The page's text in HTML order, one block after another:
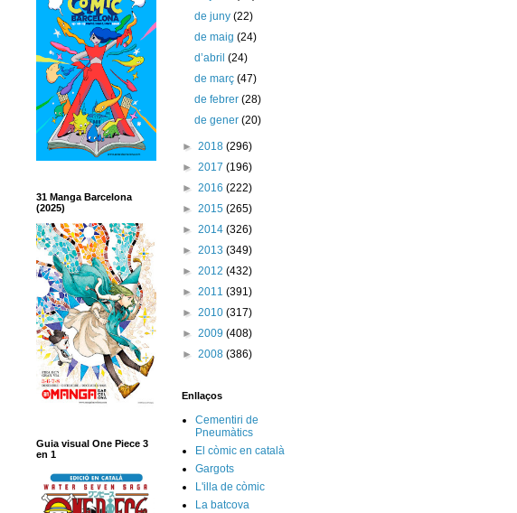
31 Manga Barcelona
(2025)
Guia visual One Piece 3
en 1
de juny(22)
de maig(24)
d’abril(24)
de març(47)
de febrer(28)
de gener(20)
► 2018 (296)
► 2017 (196)
► 2016 (222)
► 2015 (265)
► 2014 (326)
► 2013 (349)
► 2012 (432)
► 2011 (391)
► 2010 (317)
► 2009 (408)
► 2008 (386)
Enllaços
Cementiri de
Pneumàtics
El còmic en català
Gargots
L'illa de còmic
La batcova